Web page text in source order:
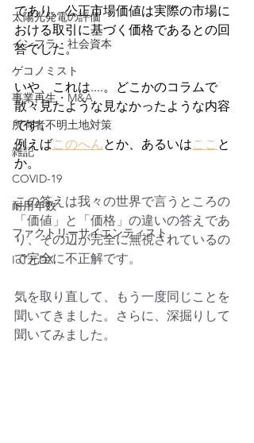
太陽光発電の評価
インフラ・社会資本
ゲコノミスト
事業再生・M&A
所有者不明土地対策
雑記
COVID-19
耐用年数
ファクトリーサイエンティスト
IoTとDX
であり、公正市場価値は実際の市場に
おける取引に基づく価格であるとの回
答でした。
いや、これは....。どこかのコラムで
散々見たような見なかったような内容
です。
例えばこのへんとか、あるいはここ と
か。
この答えは我々の世界で言うところの
「価値」と「価格」の違いの答えであ
り、その辺が完全に無視されているの
で完全に不正解です。
気を取り直して、もう一度同じことを
聞いてきました。さらに、深掘りして
聞いてみました。